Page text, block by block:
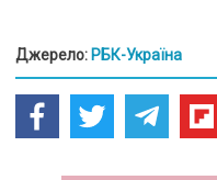
Джерело: РБК-Україна